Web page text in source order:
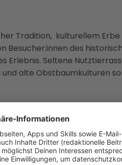
Tradition, kulturellem
Besucher:innen des
Erlebnis. Seltene
alte Obstbaumkulturen
mit einem bunten